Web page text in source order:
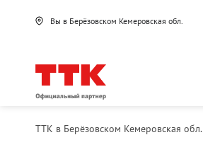
Вы в Берёзовском Кемеровская обл.
ТТК в Берёзовском Кемеровская обл.